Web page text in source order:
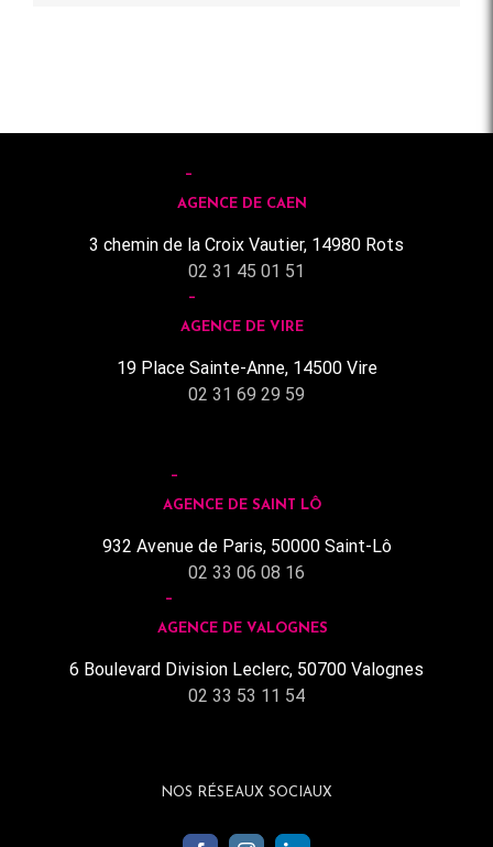
AGENCE DE CAEN
3 chemin de la Croix Vautier, 14980 Rots
02 31 45 01 51
AGENCE DE VIRE
19 Place Sainte-Anne, 14500 Vire
02 31 69 29 59
AGENCE DE SAINT LÔ
932 Avenue de Paris, 50000 Saint-Lô
02 33 06 08 16
AGENCE DE VALOGNES
6 Boulevard Division Leclerc, 50700 Valognes
02 33 53 11 54
NOS RÉSEAUX SOCIAUX